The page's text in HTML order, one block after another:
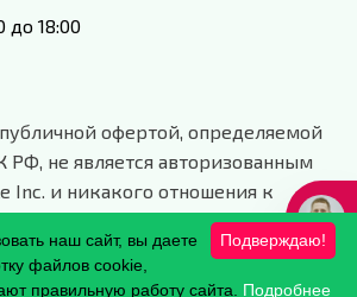
до 18:00
офертой, определяемой
РФ, не является авторизованным
Inc. и никакого отношения к
и ее юридическим лицам не имеет.
информационный характер.
данных.
Подверждаю!
наш сайт, вы даете
файлов cookie,
правильную работу сайта. Подробнее